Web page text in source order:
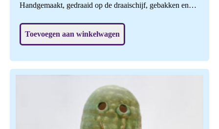
Handgemaakt, gedraaid op de draaischijf, gebakken en
Een feestje om te gebruiken!
Toevoegen aan winkelwagen